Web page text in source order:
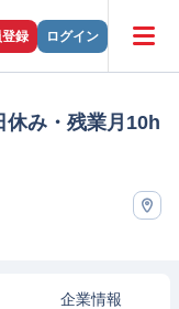
録 ログイン
休み・残業月10h
企業情報